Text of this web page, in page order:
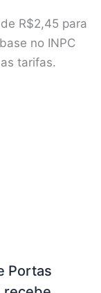
R$2,45 para
no INPC
tarifas.
Portas